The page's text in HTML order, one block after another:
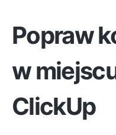
Popraw
w
ClickUp